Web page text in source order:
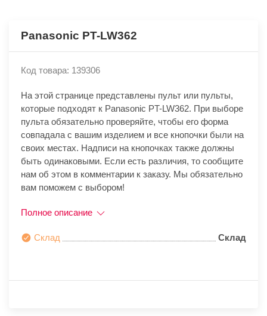
Panasonic PT-LW362
Код товара: 139306
На этой странице представлены пульт или пульты,
которые подходят к Panasonic PT-LW362. При выборе
пульта обязательно проверяйте, чтобы его форма
совпадала с вашим изделием и все кнопочки были на
своих местах. Надписи на кнопочках также должны
быть одинаковыми. Если есть различия, то сообщите
нам об этом в комментарии к заказу. Мы обязательно
вам поможем с выбором!
Полное описание
Склад Склад